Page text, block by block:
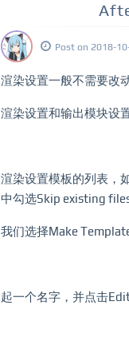
Post on 2018-
渲染设置一般不需要改
渲染设置和输出模块设
渲染设置模板的列表，
中勾选Skip existing
我们选择Make
起一个名字，并点击